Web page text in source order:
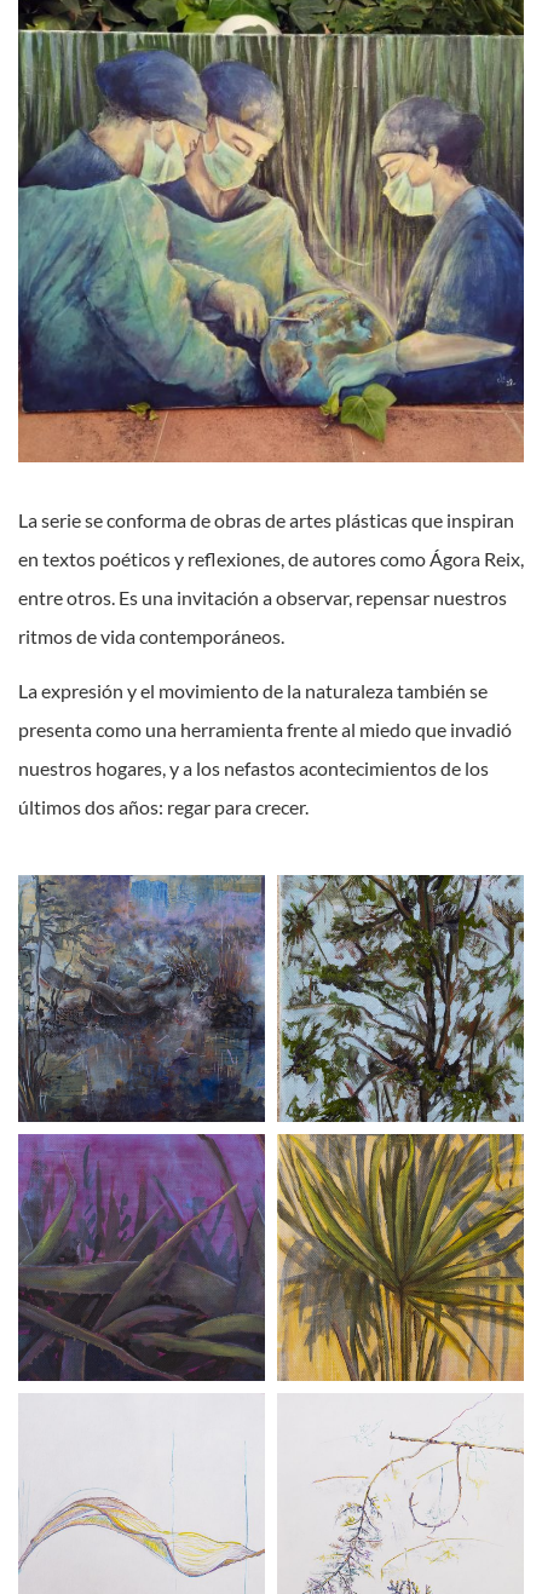
La serie se conforma de obras de artes plásticas que inspiran
en textos poéticos y reflexiones, de autores como Ágora Reix,
entre otros. Es una invitación a observar, repensar nuestros
ritmos de vida contemporáneos.
La expresión y el movimiento de la naturaleza también se
presenta como una herramienta frente al miedo que invadió
nuestros hogares, y a los nefastos acontecimientos de los
últimos dos años: regar para crecer.